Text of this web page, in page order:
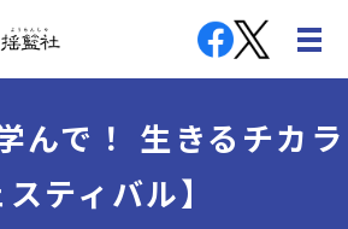
んで！ 生きるチカラ
ティバル】